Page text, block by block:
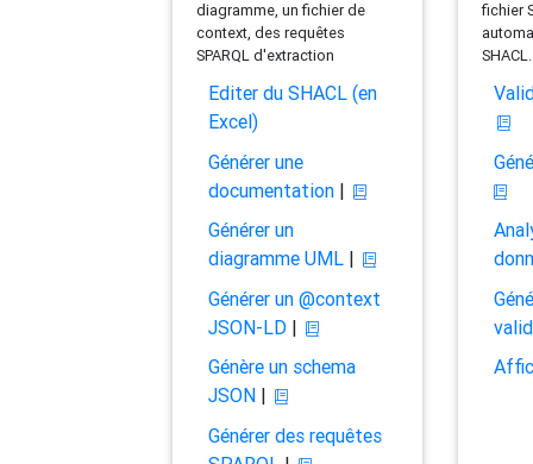
diagramme, un fichier de
context, des requêtes
SPARQL d'extraction
Editer du SHACL (en
Excel)
Générer une
documentation|
Générer un
diagramme UML|
Générer un @context
JSON-LD|
Génère un schema
JSON|
Générer des requêtes
fichier
SHACL.